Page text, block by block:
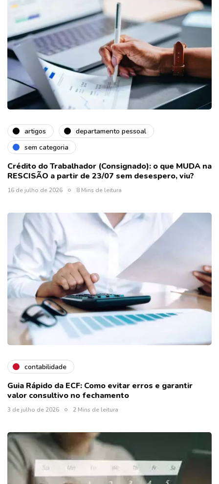
artigos
departamento pessoal
sem categoria
Crédito do Trabalhador (Consignado): o que MUDA na
RESCISÃO a partir de 23/07 sem desespero, viu?
16 de julho de 2026 8 Mins de leitura
contabilidade
Guia Rápido da ECF: Como evitar erros e garantir
valor consultivo no fechamento
3 de julho de 2026 2 Mins de leitura